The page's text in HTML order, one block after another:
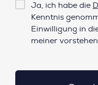
Checkbox
Datenschutz*
Ja, ich habe die
Kenntnis
Einwilligung in
meiner